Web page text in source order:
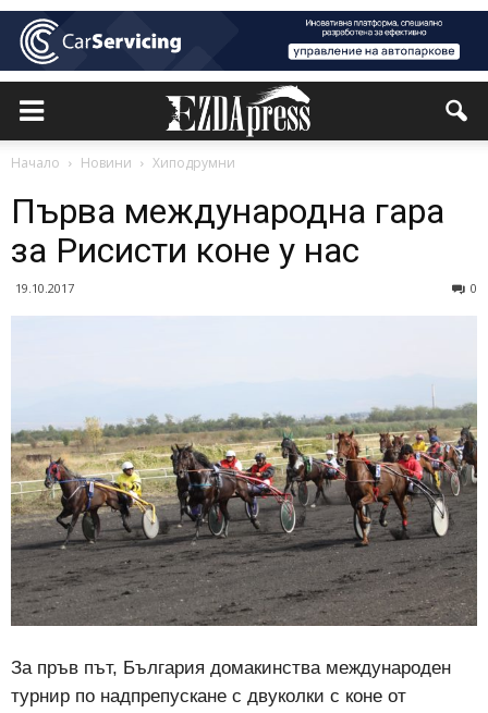
Начало Новини Хиподрумни
Първа международна гара
за Рисисти коне у нас
19.10.2017 0
За пръв път, България домакинства международен
турнир по надпрепускане с двуколки с коне от